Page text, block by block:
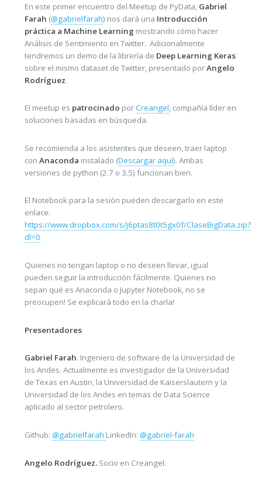
En este primer encuentro del Meetup de PyData, Gabriel
Farah (@gabrielfarah) nos dará una Introducción
práctica a Machine Learning mostrando cómo hacer
Análisis de Sentimiento en Twitter. Adicionalmente
tendremos un demo de la librería de Deep Learning Keras
sobre el mismo dataset de Twitter, presentado porAngelo
Rodríguez.
El meetup es patrocinado porCreangel, compañía líder en
soluciones basadas en búsqueda.
Se recomienda a los asistentes que deseen, traer laptop
con Anaconda instalado (Descargar aquí). Ambas
versiones de python (2.7 o 3.5) funcionan bien.
El Notebook para la sesión pueden descargarlo en este
enlace:
https://www.dropbox.com/s/j6ptas8t0t5gx0f/ClaseBigData.zip?
dl=0
Quienes no tengan laptop o no deseen llevar, igual
pueden seguir la introducción fácilmente. Quienes no
sepan qué es Anaconda o Jupyter Notebook, no se
preocupen! Se explicará todo en la charla!
Presentadores
Gabriel Farah. Ingeniero de software de la Universidad de
los Andes. Actualmente es investigador de la Universidad
de Texas en Austin, la Universidad de Kaiserslautern y la
Universidad de los Andes en temas de Data Science
aplicado al sector petrolero.
Github: @gabrielfarah LinkedIn: @gabriel-farah
Angelo Rodríguez.Socio en Creangel.